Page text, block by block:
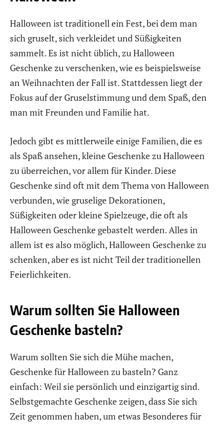
Halloween ist traditionell ein Fest, bei dem man
sich gruselt, sich verkleidet und Süßigkeiten
sammelt. Es ist nicht üblich, zu Halloween
Geschenke zu verschenken, wie es beispielsweise
an Weihnachten der Fall ist. Stattdessen liegt der
Fokus auf der Gruselstimmung und dem Spaß, den
man mit Freunden und Familie hat.
Jedoch gibt es mittlerweile einige Familien, die es
als Spaß ansehen, kleine Geschenke zu Halloween
zu überreichen, vor allem für Kinder. Diese
Geschenke sind oft mit dem Thema von Halloween
verbunden, wie gruselige Dekorationen,
Süßigkeiten oder kleine Spielzeuge, die oft als
Halloween Geschenke gebastelt werden. Alles in
allem ist es also möglich, Halloween Geschenke zu
schenken, aber es ist nicht Teil der traditionellen
Feierlichkeiten.
Warum sollten Sie Halloween
Geschenke basteln?
Warum sollten Sie sich die Mühe machen,
Geschenke für Halloween zu basteln? Ganz
einfach: Weil sie persönlich und einzigartig sind.
Selbstgemachte Geschenke zeigen, dass Sie sich
Zeit genommen haben, um etwas Besonderes für